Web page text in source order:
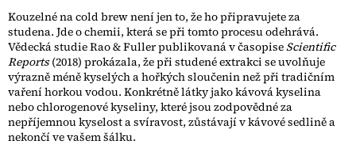
Kouzelné na cold brew není jen to, že ho připravujete za
studena. Jde o chemii, která se při tomto procesu odehrává.
Vědecká studie Rao & Fuller publikovaná v časopiseScientific
Reports (2018) prokázala, že při studené extrakci se uvolňuje
výrazně méně kyselých a hořkých sloučenin než při tradičním
vaření horkou vodou. Konkrétně látky jako kávová kyselina
nebo chlorogenové kyseliny, které jsou zodpovědné za
nepříjemnou kyselost a svíravost, zůstávají v kávové sedlině a
nekončí ve vašem šálku.